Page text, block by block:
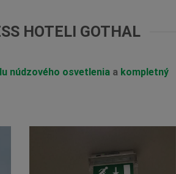
HOTELI GOTHAL
núdzového osvetlenia a kompletný